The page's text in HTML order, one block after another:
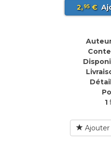
2,95€
1
Ajouter